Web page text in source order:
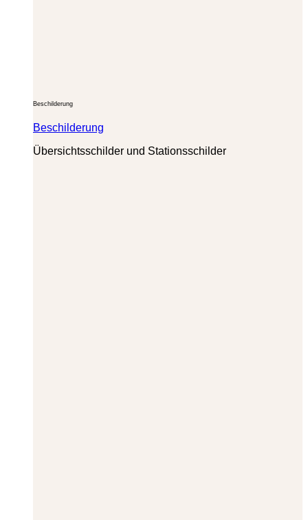
Beschilderung
Beschilderung
Übersichtsschilder und Stationsschilder